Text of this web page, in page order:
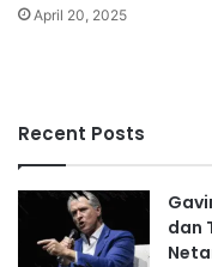
April 20, 2025
Recent Posts
dan